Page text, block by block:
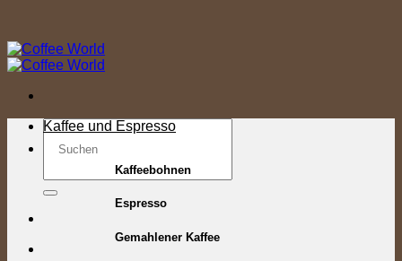
springen
Suchen
nach:
Kaffee und Espresso
Kaffeebohnen
Espresso
Gemahlener Kaffee